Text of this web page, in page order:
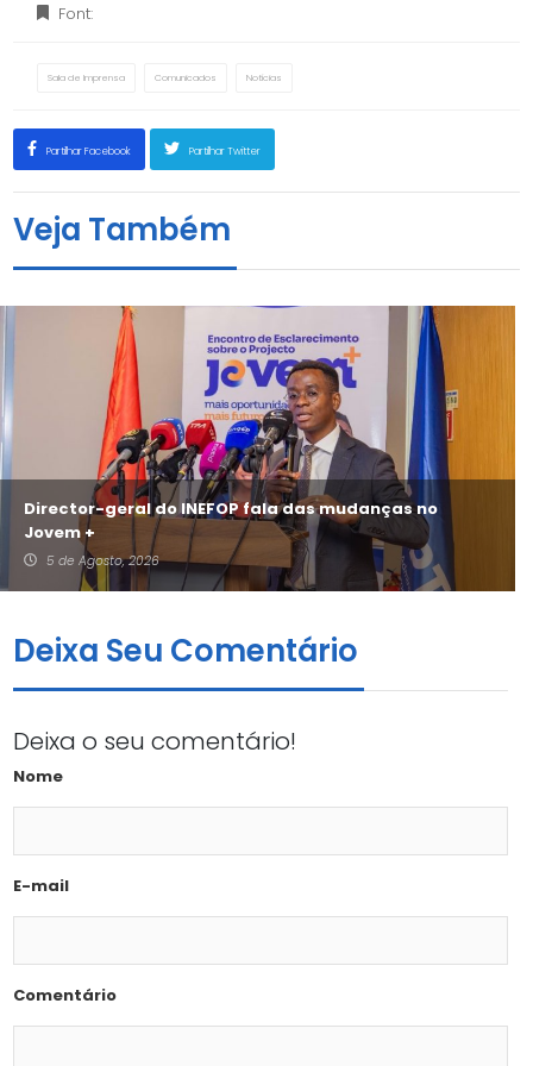
Font:
Sala de Imprensa Comunicados Notícias
Partilhar Facebook Partilhar Twitter
Veja Também
Director-geral do INEFOP fala das mudanças no
Jovem +
5 de Agosto, 2026
Deixa Seu Comentário
Deixa o seu comentário!
Nome
E-mail
Comentário